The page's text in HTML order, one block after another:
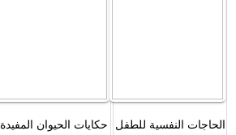
الحاجات النفسية للطفل حكايات الحيوان المفيدة